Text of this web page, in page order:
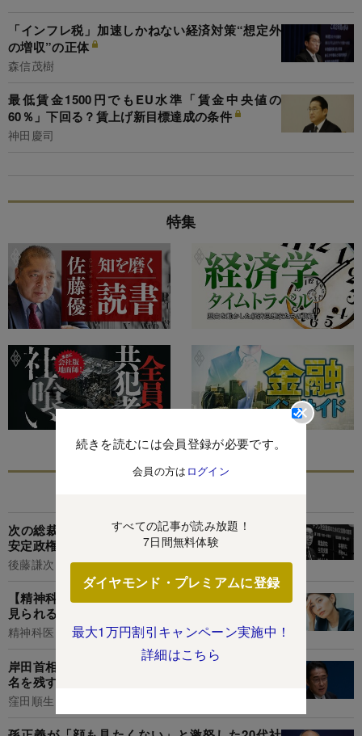
続きを読むには会員登録が必要です。
会員の方は ログイン
すべての記事が読み放題！
7日間無料体験
ダイヤモンド・プレミアムに登録
最大1万円割引キャンペーン実施中！
詳細はこちら
「インフレ税」加速しかねない経済対策“想定外
の増収”の正体
森信茂樹
最低賃金1500円でもEU水準「賃金中央値の
60％」下回る？賃上げ新目標達成の条件
神田慶司
特集
次の総裁にふさわしいのは誰?奇妙な「低支持率
安定政権」の内実
後藤謙次
【精神科医が解説】「うつ病になりやすい人」に
見られる特徴・トップ5
精神科医 Tomy
岸田首相、ここは「やけくそ消費減税」で歴史に
名を残すのはどうでしょう?
窪田順生